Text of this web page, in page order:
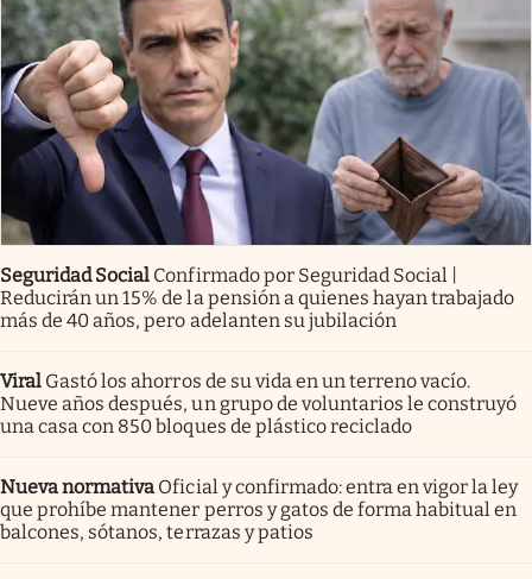
Seguridad Social Confirmado por Seguridad Social |
Reducirán un 15% de la pensión a quienes hayan trabajado
más de 40 años, pero adelanten su jubilación
Viral Gastó los ahorros de su vida en un terreno vacío.
Nueve años después, un grupo de voluntarios le construyó
una casa con 850 bloques de plástico reciclado
Nueva normativa Oficial y confirmado: entra en vigor la ley
que prohíbe mantener perros y gatos de forma habitual en
balcones, sótanos, terrazas y patios